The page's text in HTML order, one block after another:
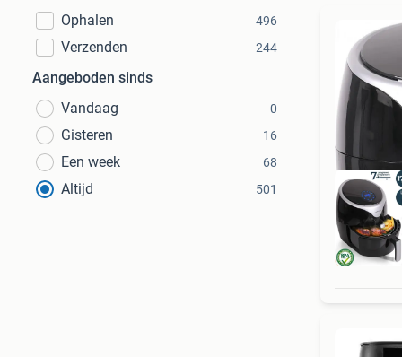
Ophalen
496
Verzenden 244
Aangeboden sinds
Vandaag
0
Gisteren 16
Een week 68
Altijd 501